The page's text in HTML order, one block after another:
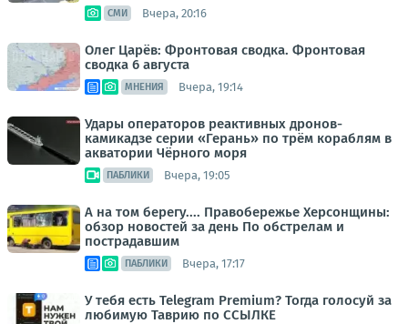
СМИ Вчера, 20:16
Олег Царёв: Фронтовая сводка. Фронтовая
сводка 6 августа
МНЕНИЯ Вчера, 19:14
Удары операторов реактивных дронов-
камикадзе серии «Герань» по трём кораблям в
акватории Чёрного моря
ПАБЛИКИ Вчера, 19:05
А на том берегу.... Правобережье Херсонщины:
обзор новостей за день По обстрелам и
пострадавшим
ПАБЛИКИ Вчера, 17:17
У тебя есть Telegram Premium? Тогда голосуй за
любимую Таврию по ССЫЛКЕ